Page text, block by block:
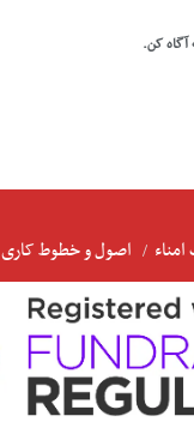
آگاه کن.
اصول و خطوط کاری